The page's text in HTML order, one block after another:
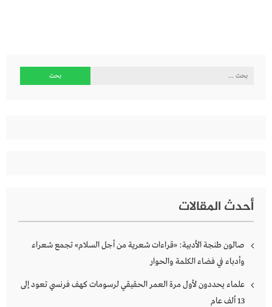
البحث
أحدث المقالات
صالون طنجة الأدبية: «قراءات شعرية من أجل السلام» تجمع شعراء
وأدباء في فضاء الكلمة والحوار
علماء يحددون لأول مرة العمر الحقيقي لرسومات كهف فرنسي تعود إلى
13 ألف عام